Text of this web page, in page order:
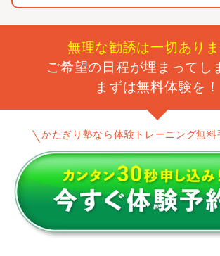
無理な勧誘は一切あり
ご希望の日程が埋まってし
まずは無料体験を！
かたぎり塾なら体験トレーニング無料